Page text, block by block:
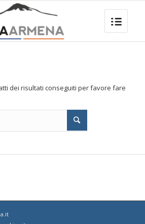
dei risultati conseguiti per favore fare